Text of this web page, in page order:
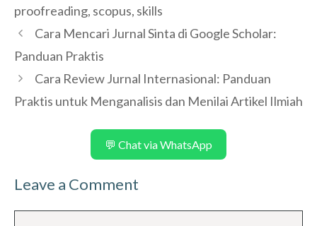
proofreading, scopus, skills
Cara Mencari Jurnal Sinta di Google Scholar:
Panduan Praktis
Cara Review Jurnal Internasional: Panduan
Praktis untuk Menganalisis dan Menilai Artikel Ilmiah
💬 Chat via WhatsApp
Leave a Comment